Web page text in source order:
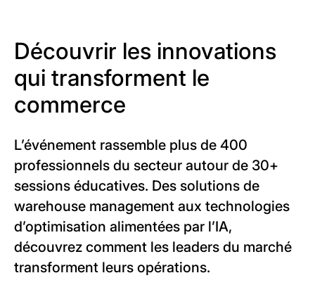
Découvrir les innovations
qui transforment le
commerce
L’événement rassemble plus de 400
professionnels du secteur autour de 30+
sessions éducatives. Des solutions de
warehouse management aux technologies
d’optimisation alimentées par l’IA,
découvrez comment les leaders du marché
transforment leurs opérations.